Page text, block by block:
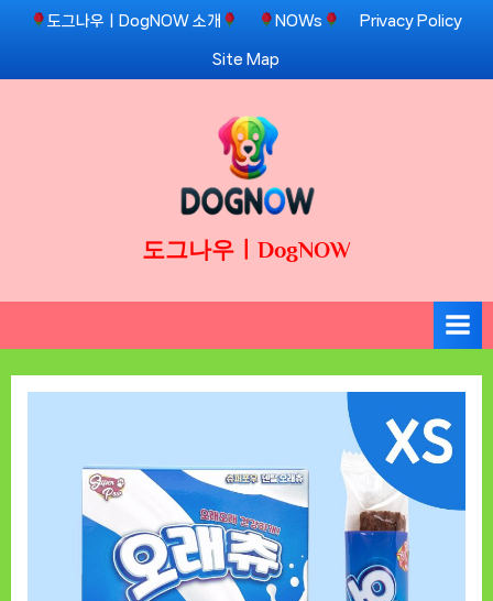
Skip
content
도그나우ㅣDogNOW 소개 NOWs Privacy Policy
Site Map
도그나우ㅣDogNOW